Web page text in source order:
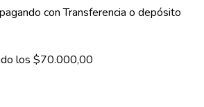
pagando con Transferencia o depósito
los $70.000,00